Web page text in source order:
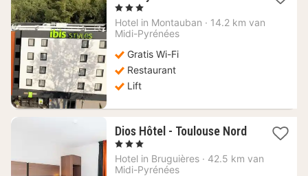
vanaf
, 3 Sterren
Hotel in Montauban · 14.2 km van
Midi-Pyrénées
Gratis Wi-Fi
Restaurant
Lift
Dios Hôtel - Toulouse Nord
1
nacht
vanaf
, 3 Sterren
Hotel in Bruguières · 42.5 km van
Midi-Pyrénées